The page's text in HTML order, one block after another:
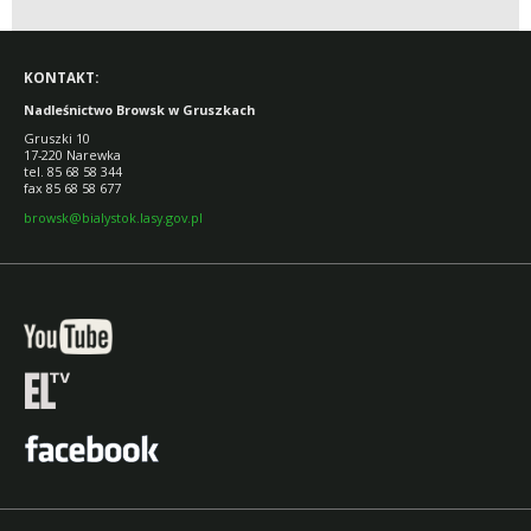
KONTAKT:
Nadleśnictwo Browsk w Gruszkach
Gruszki 10
17-220 Narewka
tel. 85 68 58 344
fax 85 68 58 677
browsk@bialystok.lasy.gov.pl